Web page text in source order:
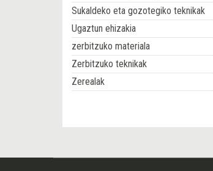
Sukaldeko eta gozotegiko teknikak
Ugaztun ehizakia
zerbitzuko materiala
Zerbitzuko teknikak
Zerealak